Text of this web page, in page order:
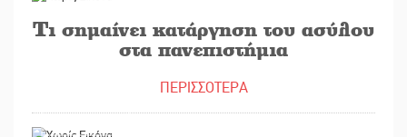
Τι σημαίνει κατάργηση του ασύλου
στα πανεπιστήμια
ΠΕΡΙΣΣΟΤΕΡΑ